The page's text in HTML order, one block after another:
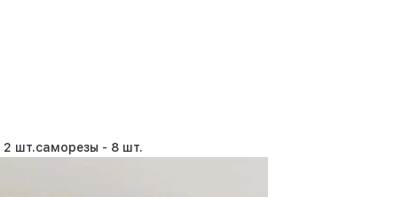
2 шт.саморезы - 8 шт.